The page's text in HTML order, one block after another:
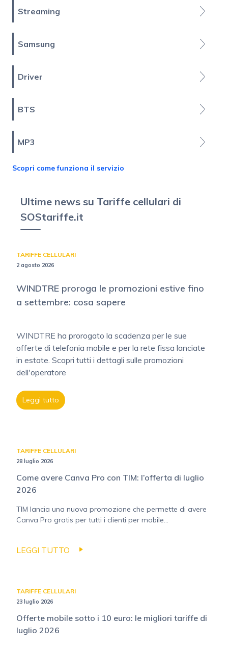
Streaming
Samsung
Driver
BTS
MP3
Scopri come funziona il servizio
Ultime news su Tariffe cellulari di
SOStariffe.it
TARIFFE CELLULARI
2 agosto 2026
WINDTRE proroga le promozioni estive fino
a settembre: cosa sapere
WINDTRE ha prorogato la scadenza per le sue
offerte di telefonia mobile e per la rete fissa lanciate
in estate. Scopri tutti i dettagli sulle promozioni
dell'operatore
Leggi tutto
TARIFFE CELLULARI
28 luglio 2026
Come avere Canva Pro con TIM: l’offerta di luglio
2026
TIM lancia una nuova promozione che permette di avere
Canva Pro gratis per tutti i clienti per mobile...
LEGGI TUTTO
TARIFFE CELLULARI
23 luglio 2026
Offerte mobile sotto i 10 euro: le migliori tariffe di
luglio 2026